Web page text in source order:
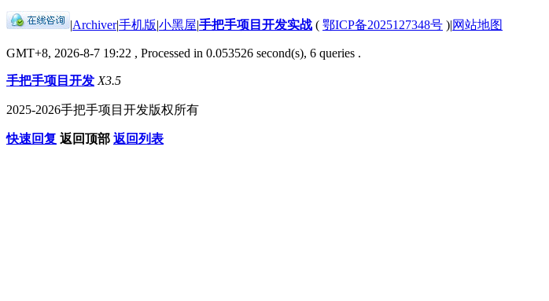
|Archiver|手机版|小黑屋|手把手项目开发实战 ( 鄂ICP备2025127348号 )|网站地图
GMT+8, 2026-8-7 19:22 , Processed in 0.053526 second(s), 6 queries .
手把手项目开发 X3.5
2025-2026手把手项目开发版权所有
快速回复 返回顶部 返回列表